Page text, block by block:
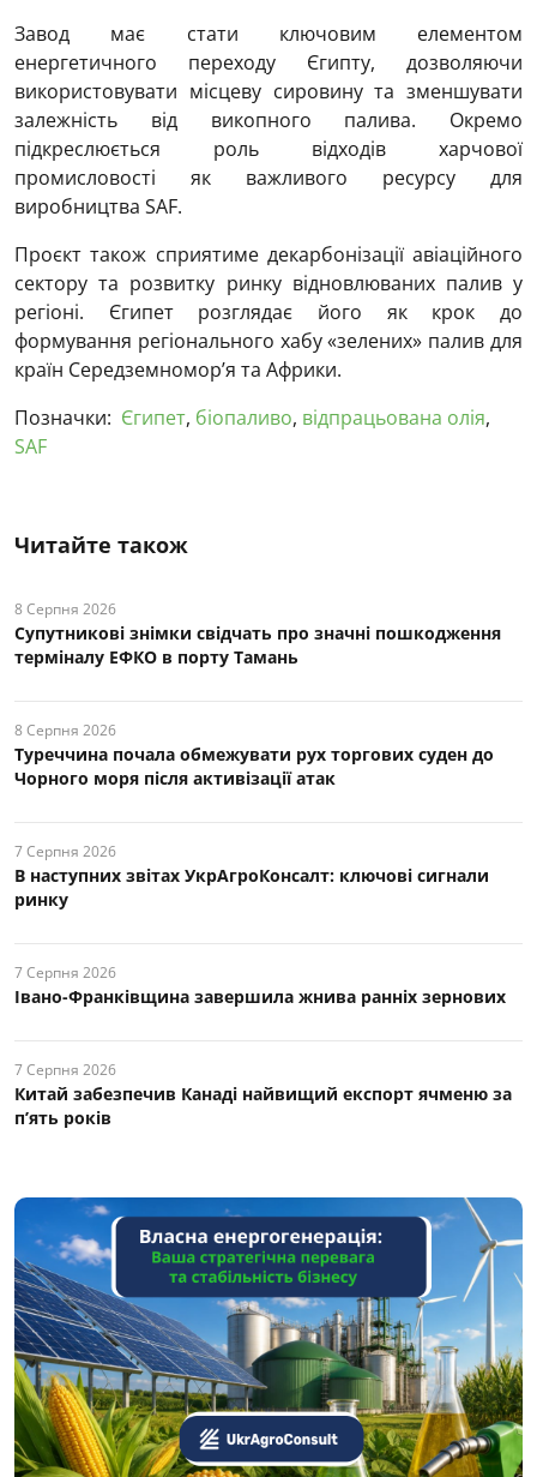
Завод має стати ключовим елементом
енергетичного переходу Єгипту, дозволяючи
використовувати місцеву сировину та зменшувати
залежність від викопного палива. Окремо
підкреслюється роль відходів харчової
промисловості як важливого ресурсу для
виробництва SAF.
Проєкт також сприятиме декарбонізації авіаційного
сектору та розвитку ринку відновлюваних палив у
регіоні. Єгипет розглядає його як крок до
формування регіонального хабу «зелених» палив для
країн Середземномор’я та Африки.
Позначки: Єгипет, біопаливо, відпрацьована олія,
SAF
Читайте також
8 Серпня 2026
Супутникові знімки свідчать про значні пошкодження
терміналу ЕФКО в порту Тамань
8 Серпня 2026
Туреччина почала обмежувати рух торгових суден до
Чорного моря після активізації атак
7 Серпня 2026
В наступних звітах УкрАгроКонсалт: ключові cигнали
ринку
7 Серпня 2026
Івано-Франківщина завершила жнива ранніх зернових
7 Серпня 2026
Китай забезпечив Канаді найвищий експорт ячменю за
п’ять років